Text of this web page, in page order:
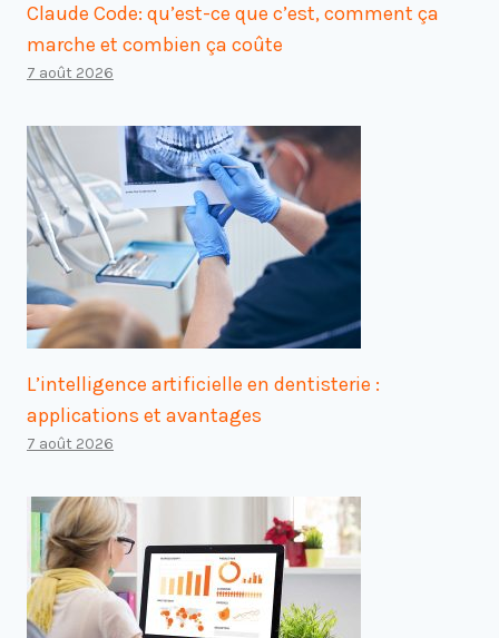
Claude Code: qu’est-ce que c’est, comment ça
marche et combien ça coûte
7 août 2026
L’intelligence artificielle en dentisterie :
applications et avantages
7 août 2026